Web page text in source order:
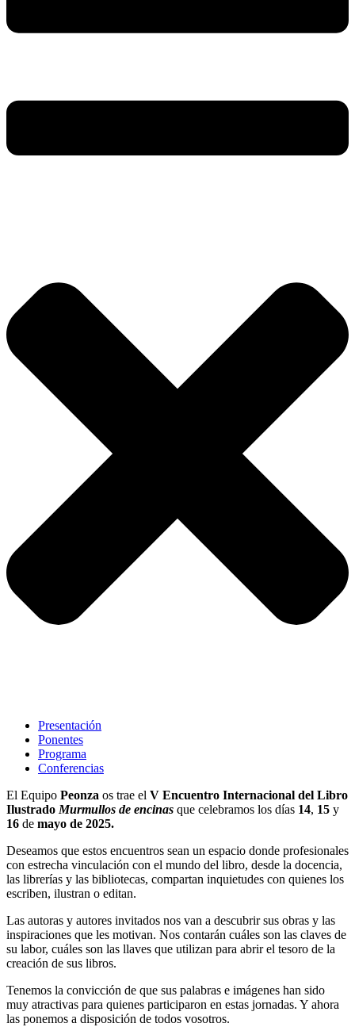
Presentación
Ponentes
Programa
Conferencias
El Equipo Peonza os trae el V Encuentro Internacional del Libro
IlustradoMurmullos de encinas que celebramos los días 14, 15 y
16 de mayo de 2025.
Deseamos que estos encuentros sean un espacio donde profesionales
con estrecha vinculación con el mundo del libro, desde la docencia,
las librerías y las bibliotecas, compartan inquietudes con quienes los
escriben, ilustran o editan.
Las autoras y autores invitados nos van a descubrir sus obras y las
inspiraciones que les motivan. Nos contarán cuáles son las claves de
su labor, cuáles son las llaves que utilizan para abrir el tesoro de la
creación de sus libros.
Tenemos la convicción de que sus palabras e imágenes han sido
muy atractivas para quienes participaron en estas jornadas. Y ahora
las ponemos a disposición de todos vosotros.